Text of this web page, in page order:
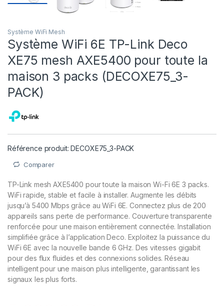
Système WiFi Mesh
Système WiFi 6E TP-Link Deco
XE75 mesh AXE5400 pour toute la
maison 3 packs (DECOXE75_3-
PACK)
Référence produit: DECOXE75_3-PACK
Comparer
TP-Link mesh AXE5400 pour toute la maison Wi-Fi 6E 3 packs.
WiFi rapide, stable et facile à installer. Augmente les débits
jusqu’à 5400 Mbps grâce au WiFi 6E. Connectez plus de 200
appareils sans perte de performance. Couverture transparente
renforcée pour une maison entièrement connectée. Installation
simplifiée grâce à l’application Deco. Exploitez la puissance du
WiFi 6E avec la nouvelle bande 6 GHz. Des vitesses gigabit
pour des flux fluides et des connexions solides. Réseau
intelligent pour une maison plus intelligente, garantissant les
signaux les plus forts.